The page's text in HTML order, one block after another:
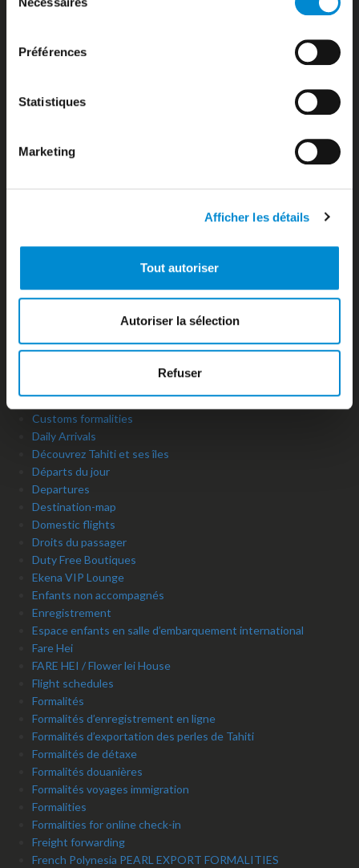
Préférences
Statistiques
Marketing
Afficher les détails
Tout autoriser
Autoriser la sélection
Refuser
Boutiques Duty Free
Bureau de change
Car parks
Carte des destinations
Comment venir à l’aéroport Tahiti Faa’a ?
Contact
Cookies policy
Currency exchange
Customs formalities
Daily Arrivals
Découvrez Tahiti et ses îles
Départs du jour
Departures
Destination-map
Domestic flights
Droits du passager
Duty Free Boutiques
Ekena VIP Lounge
Enfants non accompagnés
Enregistrement
Espace enfants en salle d’embarquement international
Fare Hei
FARE HEI / Flower lei House
Flight schedules
Formalités
Formalités d’enregistrement en ligne
Formalités d’exportation des perles de Tahiti
Formalités de détaxe
Formalités douanières
Formalités voyages immigration
Formalities
Formalities for online check-in
Freight forwarding
French Polynesia PEARL EXPORT FORMALITIES